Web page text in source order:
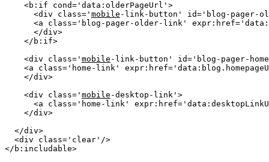
    <b:if cond='data:olderPageUrl'>
      <div class='
mobile -link-button' id='blog-pager-
<a class='blog-pager-older-link'
      </div>
    </b:if>
    <div class='
mobile -link-button' id='blog-pager-
<a class='home-link'
    </div>
    <div class='
mobile -desktop-link'>
<a class='home-link'
    </div>
  </div>
  <div class='clear'/>
</b:includable>